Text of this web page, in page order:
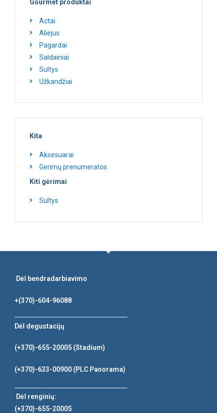
Gourmet produktai
Actai
Aliejus
Pagardai
Saldainiai
Sultys
Užkandžiai
Kita
Aksesuarai
Gerimų prenumeratos
Kiti gėrimai
Sultys
Dėl bendradarbiavimo
+(370)-604-96088
Dėl degustacijų
(+370)-655-20005 (Stadium)
(+370)-633-00900 (PLC Panorama)
Dėl renginių:
(+370)-655-20005